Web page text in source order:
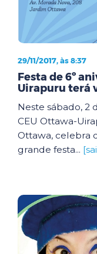
29/11/2017, às 8:37
Festa de 6º
Uirapuru terá
Neste sábado, 2
CEU Ottawa-
Ottawa, celebra
grande festa...